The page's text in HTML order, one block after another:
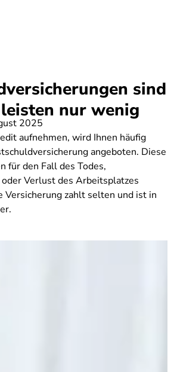
sind
nur wenig
2025
aufnehmen, wird Ihnen häufig
angeboten. Diese
für den Fall des Todes,
Verlust des Arbeitsplatzes
Versicherung zahlt selten und ist in